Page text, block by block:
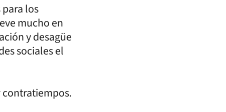
los
mucho en
y desagüe
sociales el
contratiempos.